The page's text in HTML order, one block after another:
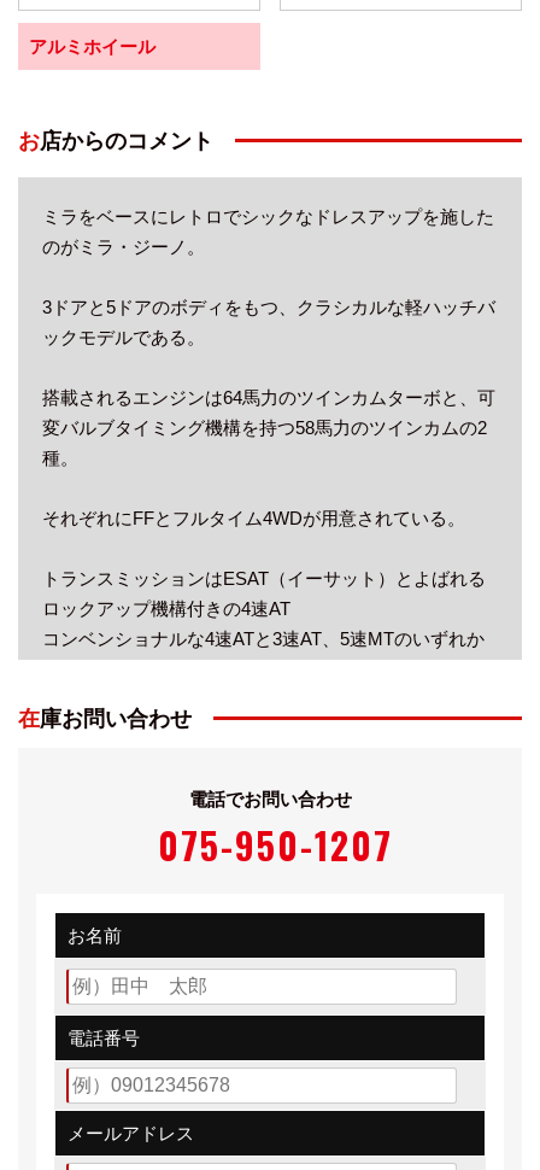
アルミホイール
お店からのコメント
ミラをベースにレトロでシックなドレスアップを施した
のがミラ・ジーノ。
3ドアと5ドアのボディをもつ、クラシカルな軽ハッチバ
ックモデルである。
搭載されるエンジンは64馬力のツインカムターボと、可
変バルブタイミング機構を持つ58馬力のツインカムの2
種。
それぞれにFFとフルタイム4WDが用意されている。
トランスミッションはESAT（イーサット）とよばれる
ロックアップ機構付きの4速AT
コンベンショナルな4速ATと3速AT、5速MTのいずれか
サスペンションはフロント/マクファーソンストラッ
エクステリアのドレスアップとして、メッキのグリル、
着や
ホワイトのフロントウインカーレンズの採用などが行わ
れている。
グレードは駆動方式に関係なく、5ドアに「ジーノ」と
「ジーノターボ」
3ドアにスポーティに振った「ジーノS」をラインアッ
イギリスのアルミホイールブランドであるミニライトと
在庫お問い合わせ
電話でお問い合わせ
075-950-1207
お名前
電話番号
メールアドレス